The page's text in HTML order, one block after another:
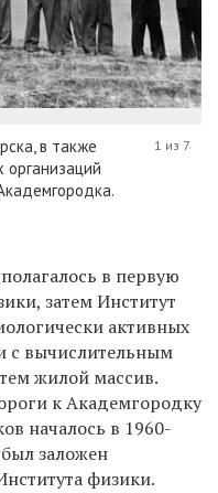
в также
организаций
1 из 7
в первую
затем Институт
активных
с вычислительным
жилой массив.
к Академгородку
началось в 1960-
заложен
физики.